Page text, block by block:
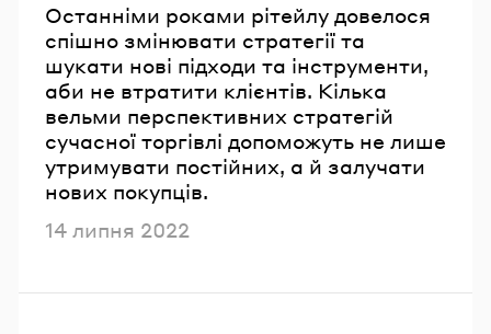
Останніми роками рітейлу довелося
спішно змінювати стратегії та
шукати нові підходи та інструменти,
аби не втратити клієнтів. Кілька
вельми перспективних стратегій
сучасної торгівлі допоможуть не лише
утримувати постійних, а й залучати
нових покупців.
Опубліковано
14 липня 2022